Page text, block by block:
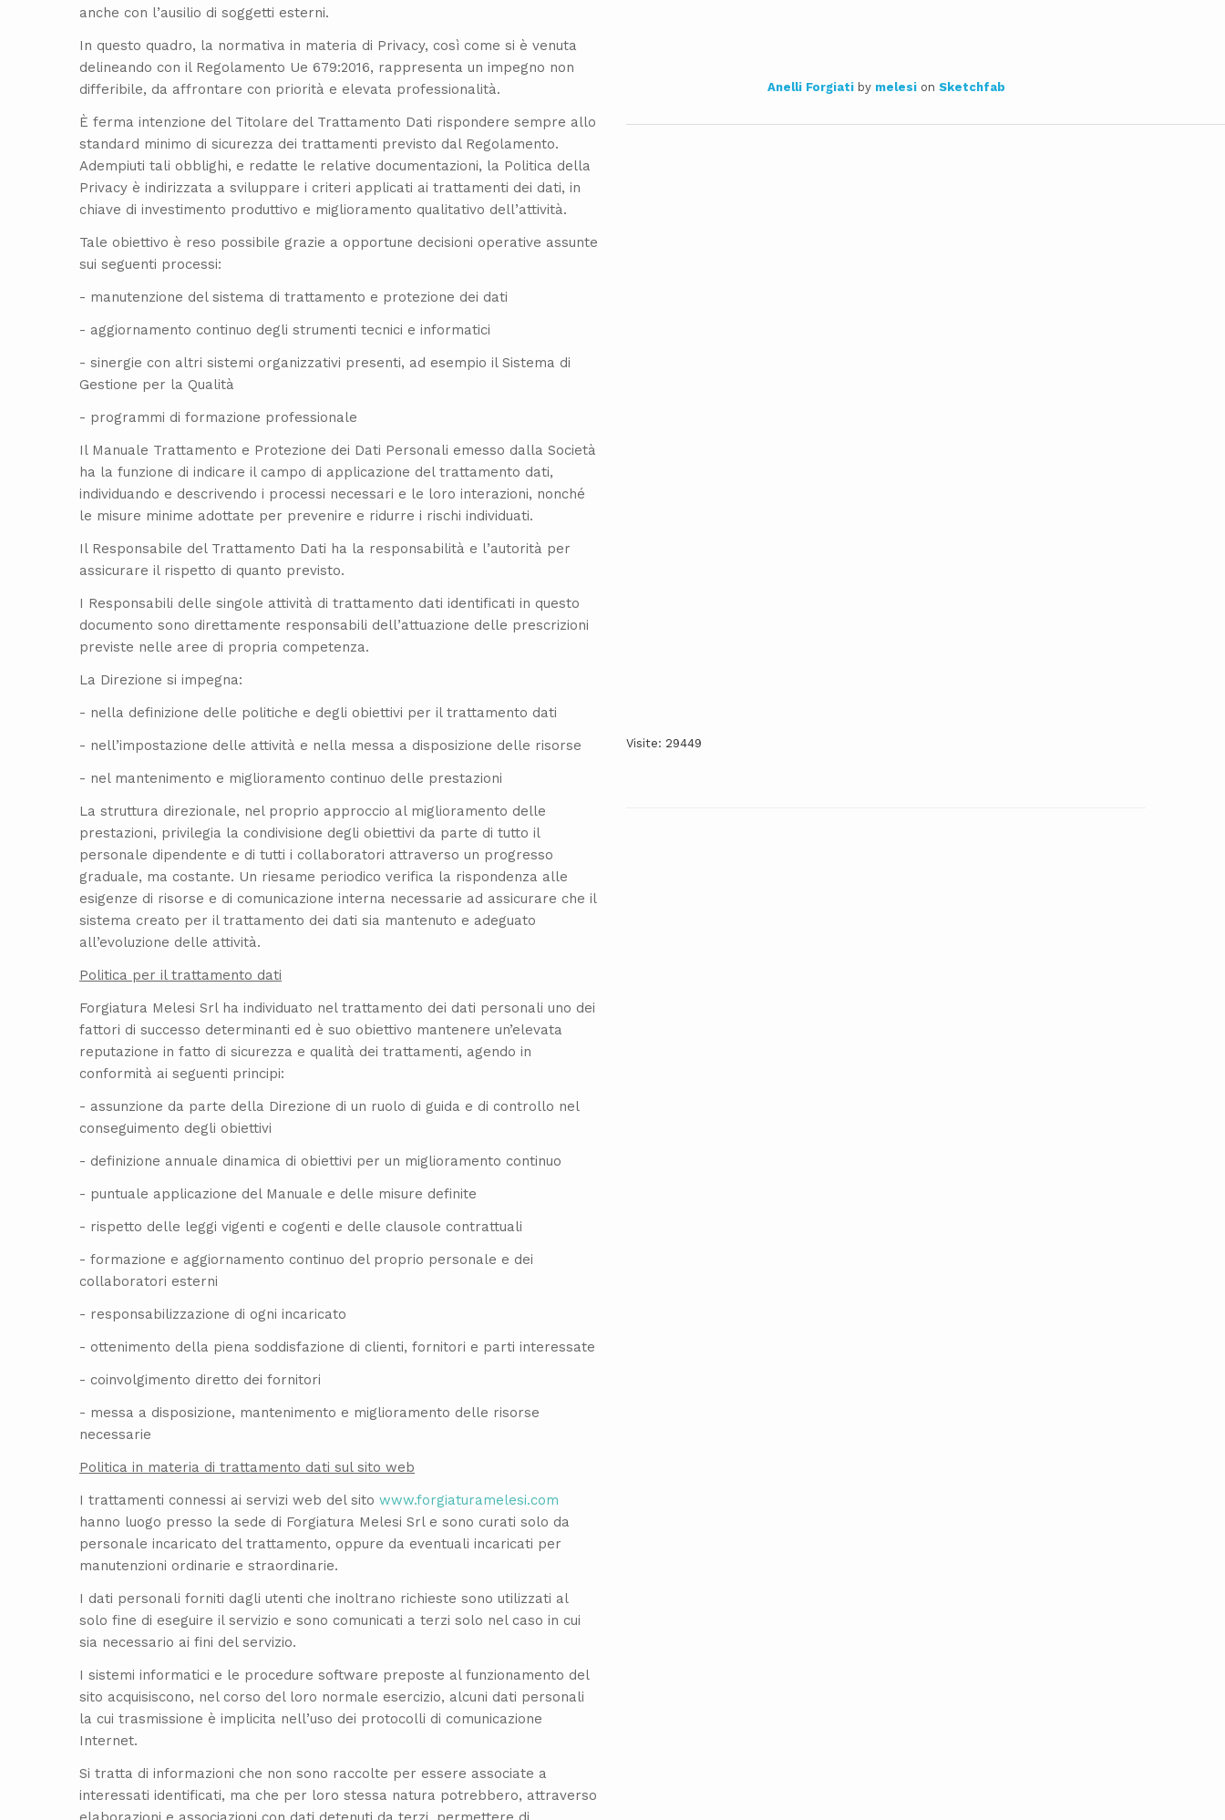
anche con l’ausilio di soggetti esterni.
In questo quadro, la normativa in materia di Privacy, così come si è venuta
delineando con il Regolamento Ue 679:2016, rappresenta un impegno non
differibile, da affrontare con priorità e elevata professionalità.
È ferma intenzione del Titolare del Trattamento Dati rispondere sempre allo
standard minimo di sicurezza dei trattamenti previsto dal Regolamento.
Adempiuti tali obblighi, e redatte le relative documentazioni, la Politica della
Privacy è indirizzata a sviluppare i criteri applicati ai trattamenti dei dati, in
chiave di investimento produttivo e miglioramento qualitativo dell’attività.
Tale obiettivo è reso possibile grazie a opportune decisioni operative assunte
sui seguenti processi:
- manutenzione del sistema di trattamento e protezione dei dati
- aggiornamento continuo degli strumenti tecnici e informatici
- sinergie con altri sistemi organizzativi presenti, ad esempio il Sistema di
Gestione per la Qualità
- programmi di formazione professionale
Il Manuale Trattamento e Protezione dei Dati Personali emesso dalla Società
ha la funzione di indicare il campo di applicazione del trattamento dati,
individuando e descrivendo i processi necessari e le loro interazioni, nonché
le misure minime adottate per prevenire e ridurre i rischi individuati.
Il Responsabile del Trattamento Dati ha la responsabilità e l’autorità per
assicurare il rispetto di quanto previsto.
I Responsabili delle singole attività di trattamento dati identificati in questo
documento sono direttamente responsabili dell’attuazione delle prescrizioni
previste nelle aree di propria competenza.
La Direzione si impegna:
- nella definizione delle politiche e degli obiettivi per il trattamento dati
- nell’impostazione delle attività e nella messa a disposizione delle risorse
- nel mantenimento e miglioramento continuo delle prestazioni
La struttura direzionale, nel proprio approccio al miglioramento delle
prestazioni, privilegia la condivisione degli obiettivi da parte di tutto il
personale dipendente e di tutti i collaboratori attraverso un progresso
graduale, ma costante. Un riesame periodico verifica la rispondenza alle
esigenze di risorse e di comunicazione interna necessarie ad assicurare che il
sistema creato per il trattamento dei dati sia mantenuto e adeguato
all’evoluzione delle attività.
Politica per il trattamento dati
Forgiatura Melesi Srl ha individuato nel trattamento dei dati personali uno dei
fattori di successo determinanti ed è suo obiettivo mantenere un’elevata
reputazione in fatto di sicurezza e qualità dei trattamenti, agendo in
conformità ai seguenti principi:
- assunzione da parte della Direzione di un ruolo di guida e di controllo nel
conseguimento degli obiettivi
- definizione annuale dinamica di obiettivi per un miglioramento continuo
- puntuale applicazione del Manuale e delle misure definite
- rispetto delle leggi vigenti e cogenti e delle clausole contrattuali
- formazione e aggiornamento continuo del proprio personale e dei
collaboratori esterni
- responsabilizzazione di ogni incaricato
- ottenimento della piena soddisfazione di clienti, fornitori e parti interessate
- coinvolgimento diretto dei fornitori
- messa a disposizione, mantenimento e miglioramento delle risorse
necessarie
Politica in materia di trattamento dati sul sito web
I trattamenti connessi ai servizi web del sito www.forgiaturamelesi.com
hanno luogo presso la sede di Forgiatura Melesi Srl e sono curati solo da
personale incaricato del trattamento, oppure da eventuali incaricati per
manutenzioni ordinarie e straordinarie.
I dati personali forniti dagli utenti che inoltrano richieste sono utilizzati al
solo fine di eseguire il servizio e sono comunicati a terzi solo nel caso in cui
sia necessario ai fini del servizio.
I sistemi informatici e le procedure software preposte al funzionamento del
sito acquisiscono, nel corso del loro normale esercizio, alcuni dati personali
la cui trasmissione è implicita nell’uso dei protocolli di comunicazione
Internet.
Si tratta di informazioni che non sono raccolte per essere associate a
interessati identificati, ma che per loro stessa natura potrebbero, attraverso
Anelli Forgiatiby melesion Sketchfab
Visite: 29449